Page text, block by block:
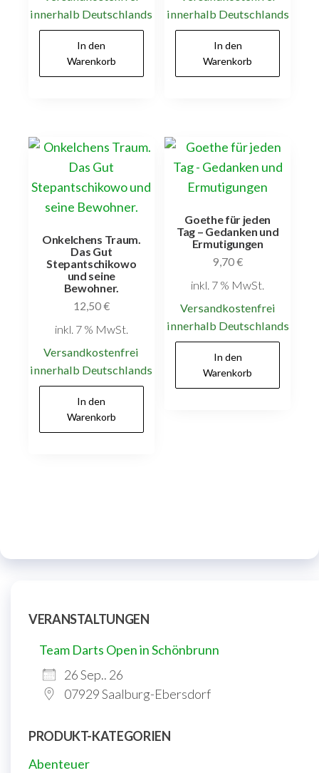
innerhalb Deutschlands
In den
Warenkorb
innerhalb Deutschlands
In den
Warenkorb
Onkelchens Traum.
Das Gut
Stepantschikowo
und seine
Bewohner.
12,50€
inkl. 7 % MwSt.
Versandkostenfrei
innerhalb Deutschlands
In den
Warenkorb
Goethe für jeden
Tag – Gedanken und
Ermutigungen
9,70€
inkl. 7 % MwSt.
Versandkostenfrei
innerhalb Deutschlands
In den
Warenkorb
VERANSTALTUNGEN
Team Darts Open in Schönbrunn
26 Sep.. 26
07929 Saalburg-Ebersdorf
PRODUKT-KATEGORIEN
Abenteuer